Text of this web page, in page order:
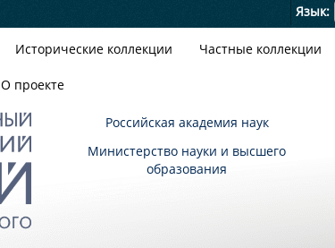
Язык
Исторические коллекции Частные коллекции
О проекте
Российская академия наук
Министерство науки и высшего
образования